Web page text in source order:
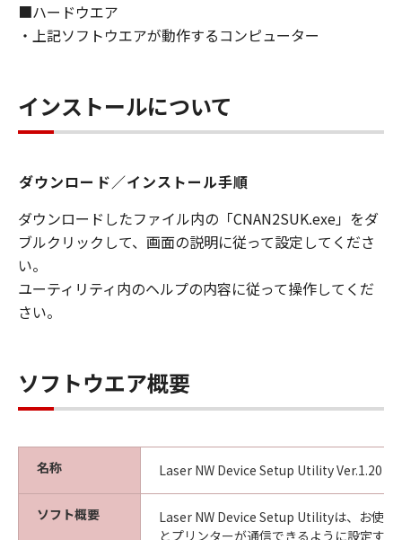
■ハードウエア
・上記ソフトウエアが動作するコンピューター
インストールについて
ダウンロード／インストール手順
ダウンロードしたファイル内の「CNAN2SUK.exe」をダ
ブルクリックして、画面の説明に従って設定してくださ
い。
ユーティリティ内のヘルプの内容に従って操作してくだ
さい。
ソフトウエア概要
名称 Laser NW Device Setup Utility Ver.1.20
ソフト概要
Laser NW Device Setup Utilityは、お使い
とプリンターが通信できるように設定す